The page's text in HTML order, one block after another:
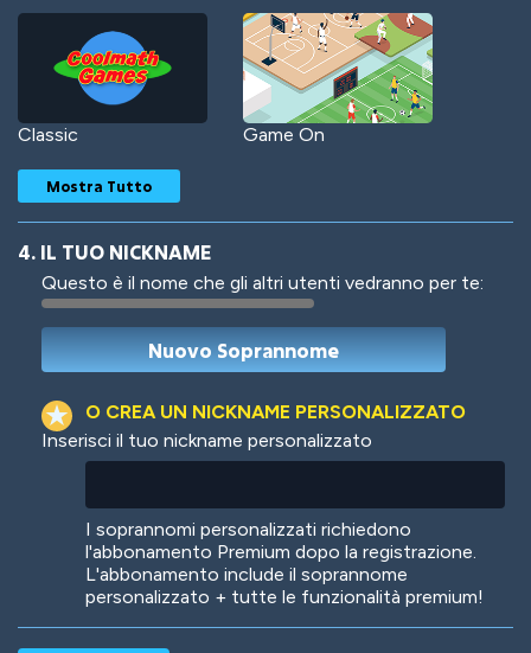
Classic Game On
Woof Jungle Cats
Mostra Tutto
4. IL TUO NICKNAME
Questo è il nome che gli altri utenti vedranno per te:
O CREA UN NICKNAME PERSONALIZZATO
Inserisci il tuo nickname personalizzato
I soprannomi personalizzati richiedono
l'abbonamento Premium dopo la registrazione.
L'abbonamento include il soprannome
personalizzato + tutte le funzionalità premium!